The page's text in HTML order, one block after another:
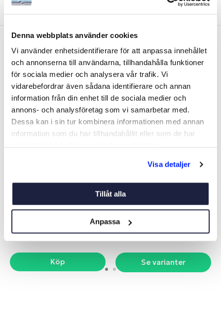
Denna webbplats använder cookies
Vi använder enhetsidentifierare för att anpassa innehållet
och annonserna till användarna, tillhandahålla funktioner
för sociala medier och analysera vår trafik. Vi
vidarebefordrar även sådana identifierare och annan
information från din enhet till de sociala medier och
annons- och analysföretag som vi samarbetar med.
Dessa kan i sin tur kombinera informationen med annan
information som du har tillhandahållit eller som de har
Visa detaljer
Tillåt alla
Anpassa
Liknande produkter
-20%
BRYGGFENDER EVA 1M
Art nr:
Köp
-9%
FENDER VIT/SVART
Från 199 kr
Ord. pris 219 kr
Se varianter